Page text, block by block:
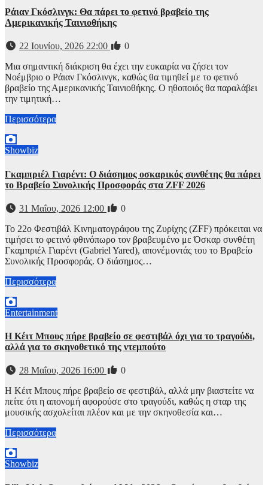
Ράιαν Γκόσλινγκ: Θα πάρει το φετινό βραβείο της
Αμερικανικής Ταινιοθήκης
22 Ιουνίου, 2026 22:00
0
Μια σημαντική διάκριση θα έχει την ευκαιρία να ζήσει τον
Νοέμβριο ο Ράιαν Γκόσλινγκ, καθώς θα τιμηθεί με το φετινό
βραβείο της Αμερικανικής Ταινιοθήκης. Ο ηθοποιός θα παραλάβει
την τιμητική…
Περισσότερα
Showbiz
Γκαμπριέλ Γιαρέντ: Ο διάσημος οσκαρικός συνθέτης θα πάρει
το Βραβείο Συνολικής Προσφοράς στα ZFF 2026
31 Μαΐου, 2026 12:00
0
Το 22ο Φεστιβάλ Κινηματογράφου της Ζυρίχης (ZFF) πρόκειται να
τιμήσει το φετινό φθινόπωρο τον βραβευμένο με Όσκαρ συνθέτη
Γκαμπριέλ Γιαρέντ (Gabriel Yared), απονέμοντάς του το Βραβείο
Συνολικής Προσφοράς. Ο διάσημος…
Περισσότερα
Entertainment
Η Κέιτ Μπους πήρε βραβείο σε φεστιβάλ όχι για το τραγούδι,
αλλά για το σκηνοθετικό της ντεμπούτο
28 Μαΐου, 2026 16:00
0
Η Κέιτ Μπους πήρε βραβείο σε φεστιβάλ, αλλά μην βιαστείτε να
πείτε ότι η απονομή αφορούσε στο τραγούδι, καθώς η σταρ της
μουσικής ασχολείται πλέον και με την σκηνοθεσία και…
Περισσότερα
Showbiz